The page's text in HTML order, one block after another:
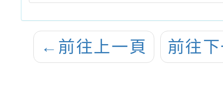
← 前往上一頁 前往